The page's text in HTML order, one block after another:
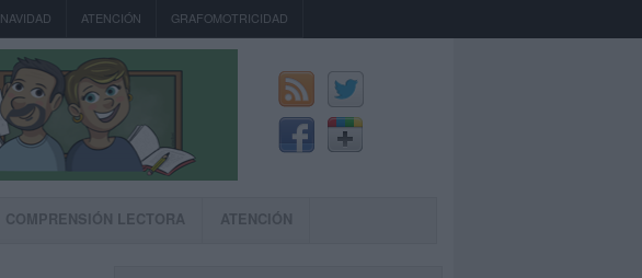
NAVIDAD ATENCIÓN GRAFOMOTRICIDAD
COMPRENSIÓN LECTORA ATENCIÓN